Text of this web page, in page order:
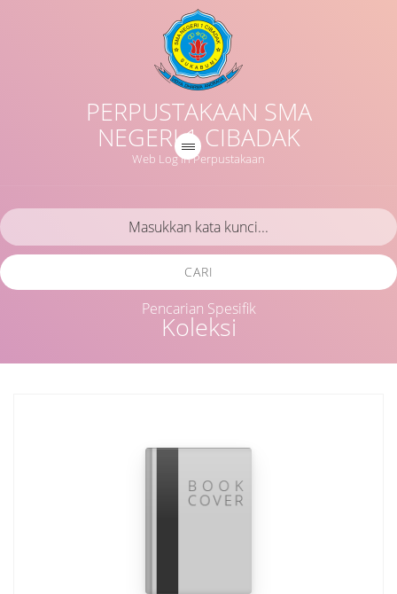
PERPUSTAKAAN SMA
NEGERI 1 CIBADAK
Web Log in Perpustakaan
Koleksi
CARI
Pencarian Spesifik